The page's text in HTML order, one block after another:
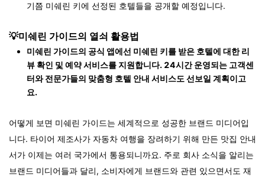
기쯤 미쉐린 키에 선정된 호텔들을 공개할 예정입니다.
💡미쉐린 가이드의 열쇠 활용법
미쉐린 가이드의 공식 앱에선 미쉐린 키를 받은 호텔에 대한 리
뷰 확인 및 예약 서비스를 지원합니다. 24시간 운영되는 고객센
터와 전문가들의 맞춤형 호텔 안내 서비스도 선보일 계획이고
요.
어떻게 보면 미쉐린 가이드는 세계적으로 성공한 브랜드 미디어입
니다. 타이어 제조사가 자동차 여행을 장려하기 위해 만든 맛집 안내
서가 이제는 여러 국가에서 통용되니까요. 주로 회사 소식을 알리는
브랜드 미디어들과 달리, 소비자에게 브랜드와 관련 있으면서도 재